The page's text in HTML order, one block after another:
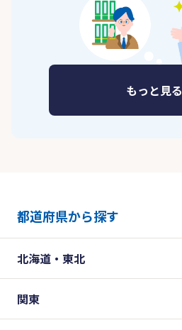
もっと見る
都道府県から探す
北海道・東北
関東